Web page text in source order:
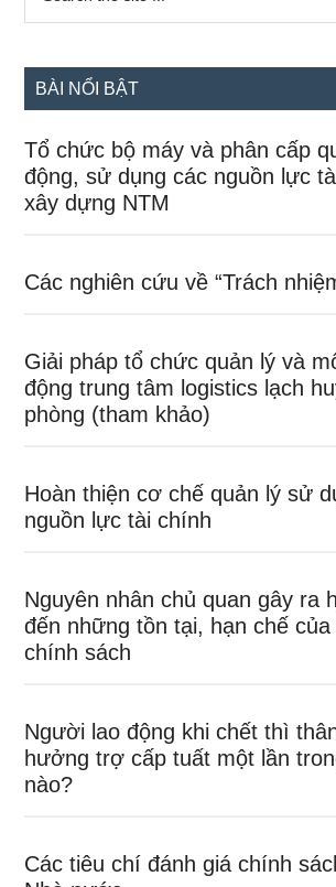
chính
...
BÀI NỔI BẬT
Tổ chức bộ máy và phân cấp
động, sử dụng các nguồn lực
xây dựng NTM
Các nghiên cứu về “Trách
Giải pháp tổ chức quản lý và
động trung tâm logistics lạch
phòng (tham khảo)
Hoàn thiện cơ chế quản lý sử
nguồn lực tài chính
Nguyên nhân chủ quan gây ra
đến những tồn tại, hạn chế
chính sách
Người lao động khi chết thì
hưởng trợ cấp tuất một lần
nào?
Các tiêu chí đánh giá chính